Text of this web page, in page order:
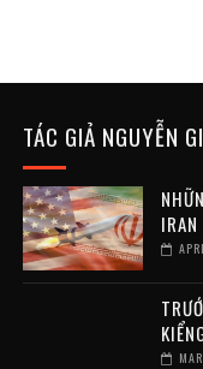
TÁC GIẢ NGUYỄN